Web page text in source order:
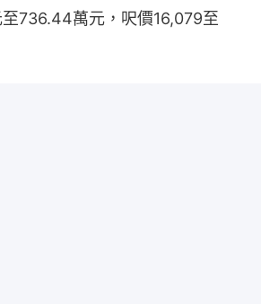
736.44萬元，呎價16,079至